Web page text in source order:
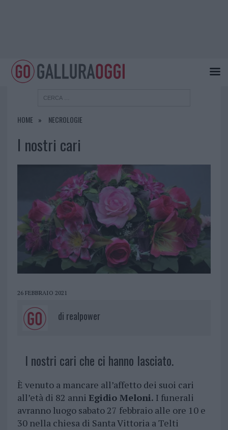
HOME NECROLOGIE
I nostri cari
26 FEBBRAIO 2021
di realpower
I nostri cari che ci hanno lasciato.
È venuto a mancare all’affetto dei suoi cari
all’età di 82 anni Egidio Meloni. I funerali
avranno luogo sabato 27 febbraio alle ore 10 e
30 nella chiesa di Santa Vittoria a Telti